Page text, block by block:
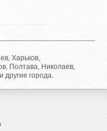
Харьков,
Полтава, Николаев,
города.